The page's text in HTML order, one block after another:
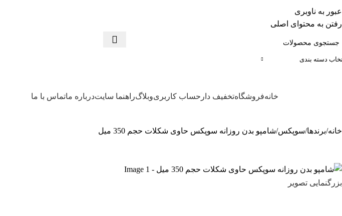
عبور به ناوبری
رفتن به محتوای اصلی
دسته بندی
خانهفروشگاهتخفیف دار حساب کاربریوبلاگراهنما سایتدرباره ماتماس با ما
خانه برندها سوپکس شامپو بدن روزانه سوپکس حاوی شکلات حجم 350 میل
بزرگنمایی تصویر